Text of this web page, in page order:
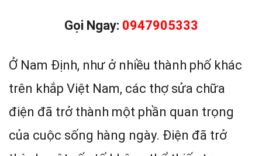
Gọi Ngay: 0947905333
Ở Nam Định, như ở nhiều thành phố khác
trên khắp Việt Nam, các thợ sửa chữa
điện đã trở thành một phần quan trọng
của cuộc sống hàng ngày. Điện đã trở